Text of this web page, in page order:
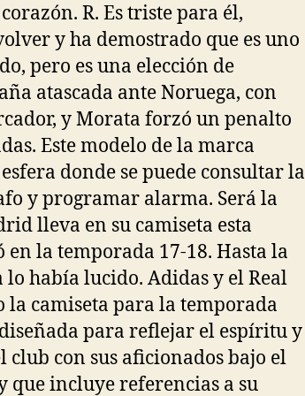
R. Es triste para él,
y ha demostrado que es uno
pero es una elección de
atascada ante Noruega, con
y Morata forzó un penalto
Este modelo de la marca
donde se puede consultar la
y programar alarma. Será la
lleva en su camiseta esta
en la temporada 17-18. Hasta la
lo había lucido. Adidas y el Real
camiseta para la temporada
para reflejar el espíritu y
club con sus aficionados bajo el
que incluye referencias a su